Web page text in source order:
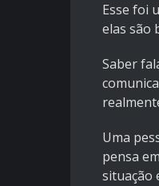
Esse foi
elas são
Saber
Uma
pensa
situação